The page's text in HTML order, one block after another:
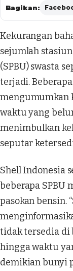
Bagikan:
Kekurangan
sejumlah
(SPBU) swasta
terjadi.
mengumumkan
waktu yang
menimbulkan
seputar
Shell Indonesia
beberapa SPBU
pasokan bensin.
tidak tersedia di
hingga waktu
demikian bunyi